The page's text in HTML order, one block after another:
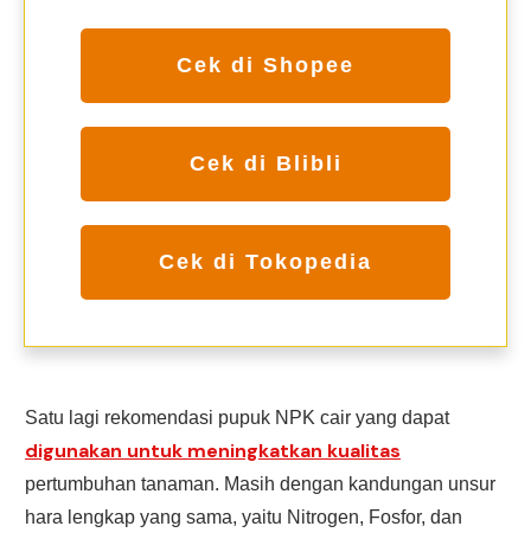
Cek di Shopee
Cek di Blibli
Cek di Tokopedia
Satu lagi rekomendasi pupuk NPK cair yang dapat
digunakan untuk meningkatkan kualitas
pertumbuhan tanaman. Masih dengan kandungan unsur
hara lengkap yang sama, yaitu Nitrogen, Fosfor, dan